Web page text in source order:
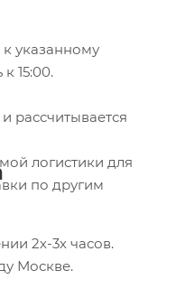
указанному
15:00.
рассчитывается
логистики для
по другим
2х-3х часов.
Москве.